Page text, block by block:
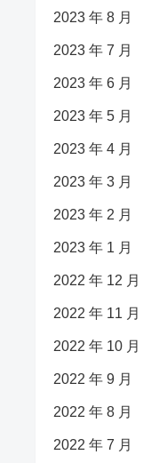
2023 年 8 月
2023 年 7 月
2023 年 6 月
2023 年 5 月
2023 年 4 月
2023 年 3 月
2023 年 2 月
2023 年 1 月
2022 年 12 月
2022 年 11 月
2022 年 10 月
2022 年 9 月
2022 年 8 月
2022 年 7 月